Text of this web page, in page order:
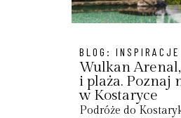
BLOG:
Wulkan
i plaża. Poznaj
w Kostaryce
Podróże do